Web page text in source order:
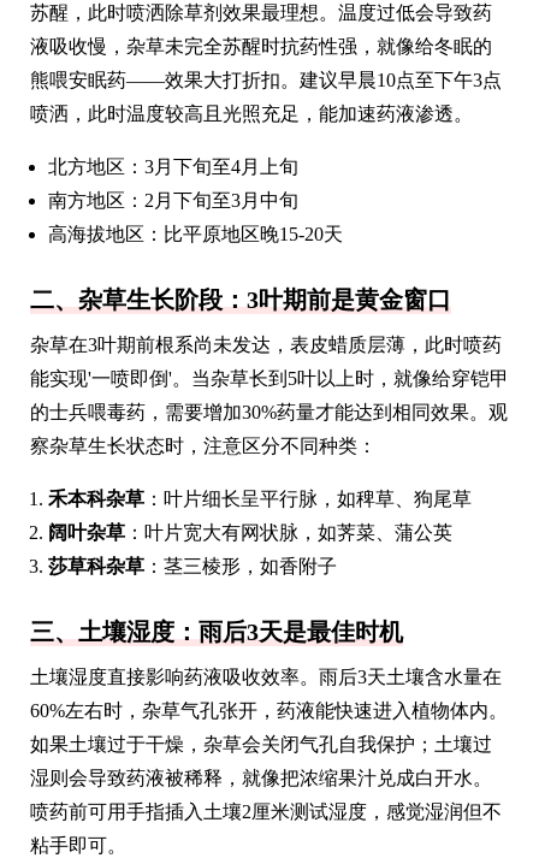
苏醒，此时喷洒除草剂效果最理想。温度过低会导致药
液吸收慢，杂草未完全苏醒时抗药性强，就像给冬眠的
熊喂安眠药——效果大打折扣。建议早晨10点至下午3点
喷洒，此时温度较高且光照充足，能加速药液渗透。
北方地区：3月下旬至4月上旬
南方地区：2月下旬至3月中旬
高海拔地区：比平原地区晚15-20天
二、杂草生长阶段：3叶期前是黄金窗口
杂草在3叶期前根系尚未发达，表皮蜡质层薄，此时喷药
能实现'一喷即倒'。当杂草长到5叶以上时，就像给穿铠甲
的士兵喂毒药，需要增加30%药量才能达到相同效果。观
察杂草生长状态时，注意区分不同种类：
禾本科杂草 ：叶片细长呈平行脉，如稗草、狗尾草
阔叶杂草 ：叶片宽大有网状脉，如荠菜、蒲公英
莎草科杂草 ：茎三棱形，如香附子
三、土壤湿度：雨后3天是最佳时机
土壤湿度直接影响药液吸收效率。雨后3天土壤含水量在
60%左右时，杂草气孔张开，药液能快速进入植物体内。
如果土壤过于干燥，杂草会关闭气孔自我保护；土壤过
湿则会导致药液被稀释，就像把浓缩果汁兑成白开水。
喷药前可用手指插入土壤2厘米测试湿度，感觉湿润但不
粘手即可。